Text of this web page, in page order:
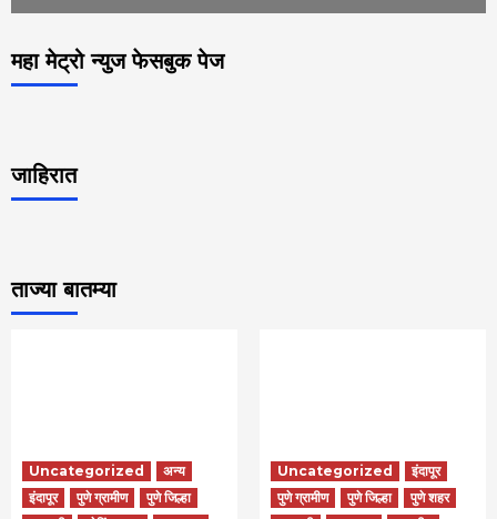
महा मेट्रो न्युज फेसबुक पेज
जाहिरात
ताज्या बातम्या
Uncategorized
अन्य
इंदापूर
पुणे ग्रामीण
पुणे जिल्हा
Uncategorized
इंदापूर
पुणे ग्रामीण
पुणे जिल्हा
पुणे शहर